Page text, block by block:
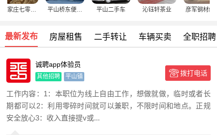
家庄七零二
公司
平山桥东便民
平山二手车 沁钰轩茶业
彦军钢材经销
最新发布 房屋租售 二手转让 车辆买卖 全职招聘
诚聘app体验员
其他招聘 平山镇 拨打电话
工作内容：1：本职位为线上自由工作，想做就做，临时或者长
期都可以2：利用零碎时间就可以兼职，不限时间和地点。正规
安全放心3：收入直接提v或...